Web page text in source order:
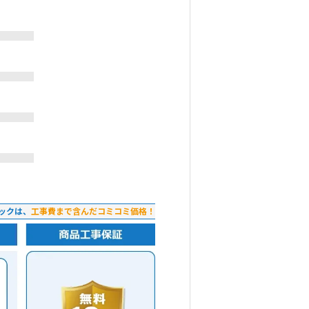
クは、 工事費まで含んだコミコミ価格！